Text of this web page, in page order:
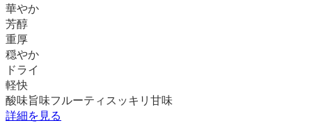
華やか
芳醇
重厚
穏やか
ドライ
軽快
酸味旨味フルーティ スッキリ 甘味
詳細を見る